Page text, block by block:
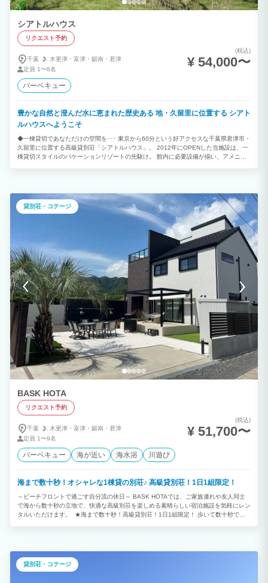
シアトルハウス
リクエスト予約
千葉 木更津・ 富津・ 鋸南・ 君津
定員 1〜8名
(税込)
¥ 54,000〜
バーベキュー
豊かな自然と澄んだ水に恵まれた歴史ある 地・久留里に位置する シアト
ルハウスへようこそ
◆一棟貸切であなただけの空間を･･･ 東京から60分という好アクセスな千葉県君津市・
久留里に位置する高級貸別荘「シアトルハウス」。 2012年にOPENした当施設は、一
棟貸切スタイルのバケーションリゾートの先駆け。 館内に必要設備が揃い、アメニテ
い、 まるで森林浴をしているようなリラックス空間。 インテリアもアメリカの家具・
照明・アクセサリーなど、トータルコーディネートしてあり、 カルフォルニアの高級
コテージへ訪れた気分を味わっていただけます。 一棟貸切スタイルなので、 ご家族連
れや親しいお友達同士でゆっくりお過ごしいただけます。 ◆充実した周辺のレジャー
スポット シアトルハウス周辺にはお車で1時間以内にさまざまなレジャー施設がありま
す。 東京ドイツ村、鴨川シーワールド、マザー牧場、いちご狩り、道の駅愛彩畑、久
留里城、上総富士ゴルフクラブ、ゴールド木更津ゴルフクラブetc・・・
貸別荘・コテージ
BASK HOTA
リクエスト予約
千葉 木更津・ 富津・ 鋸南・ 君津
定員 1〜9名
(税込)
¥ 51,700〜
バーベキュー 海が近い 海水浴 川遊び
海まで数十秒！オシャレな1棟貸の別荘♪ 高級貸別荘！1日1組限定！
～ビーチフロントで過ごす自分流の休日～ BASK HOTAでは、ご家族連れや友人同士
で海から数十秒の立地で、快適な高級別荘を楽しめる素晴らしい宿泊施設を気軽にレン
タルいただけます。 ★海まで数十秒！高級貸別荘！1日1組限定！ 歩いて数十秒で元
みいただけます。 雨天時はBBQコンロをタイルデッキの上に設置させていただきま
す。 ※台風等で強風、暴風となります際はオーニングが破損する恐れがございますの
で、オーニングはご使用いただけません。 ★広々ジェットバス！ TOTO SYNLAのい
貸別荘・コテージ